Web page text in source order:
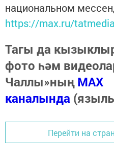
национальном
https://max.ru/tatmedia
Тагы да
фото һәм
Чаллы»ныңMAX
каналында
Перейти на